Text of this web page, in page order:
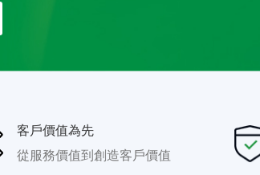
客戶價值為先
從服務價值到創造客戶價值